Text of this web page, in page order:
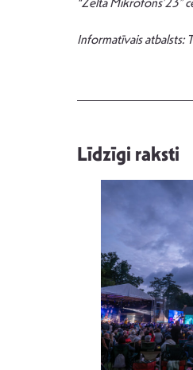
Informatīvais atbalsts:
Līdzīgi raksti